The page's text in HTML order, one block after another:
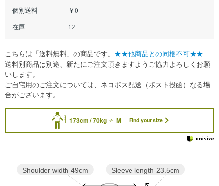
個別送料 ￥0
在庫 12
173cm / 70kg M Find your size
Sleeve length 23.5cm
Shoulder width 49cm
こちらは「送料無料」の商品です。 ★★他商品との同梱不可★★
送料別商品は別途、新たにご注文頂きますようご協力よろしくお願
いします。
ご自宅用のご注文については、ネコポス配送（ポスト投函）なる場
合がございます。